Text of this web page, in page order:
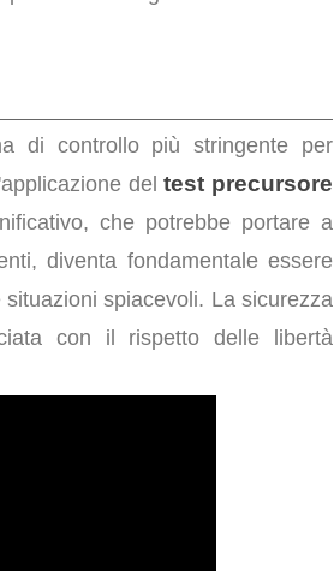
di controllo più stringente per
deltest precursore
che potrebbe portare a
diventa fondamentale essere
spiacevoli. La sicurezza
con il rispetto delle libertà